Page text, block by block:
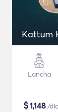
Kattum
Lancha
$1,148 /dia